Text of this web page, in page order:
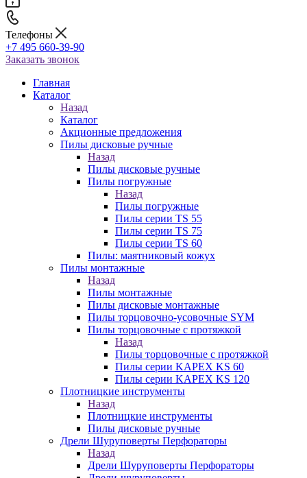
Телефоны
+7 495 660-39-90
Заказать звонок
Главная
Каталог
Назад
Каталог
Акционные предложения
Пилы дисковые ручные
Назад
Пилы дисковые ручные
Пилы погружные
Назад
Пилы погружные
Пилы серии TS 55
Пилы серии TS 75
Пилы серии TS 60
Пилы: маятниковый кожух
Пилы монтажные
Назад
Пилы монтажные
Пилы дисковые монтажные
Пилы торцовочно-усовочные SYM
Пилы торцовочные с протяжкой
Назад
Пилы торцовочные с протяжкой
Пилы серии KAPEX KS 60
Пилы серии KAPEX KS 120
Плотницкие инструменты
Назад
Плотницкие инструменты
Пилы дисковые ручные
Дрели Шуруповерты Перфораторы
Назад
Дрели Шуруповерты Перфораторы